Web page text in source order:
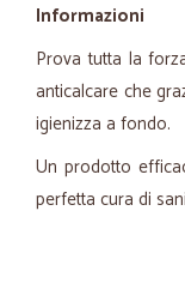
Informazioni
Prova tutta la
anticalcare che
igienizza a fondo.
Un prodotto
perfetta cura di